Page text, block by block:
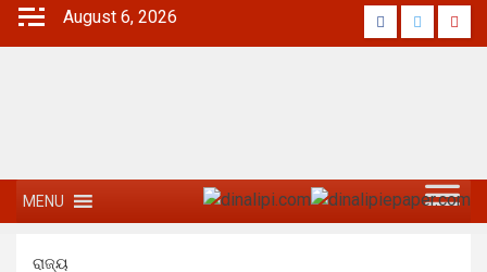
August 6, 2026
MENU
ରାଜ୍ୟ